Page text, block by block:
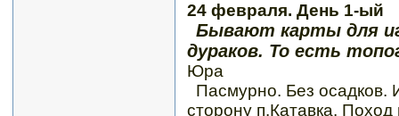
24 февраля. День 1-ый
Бывают карты для
дураков. То есть
Юра
Пасмурно. Без осадков.
сторону п.Катавка. Поход